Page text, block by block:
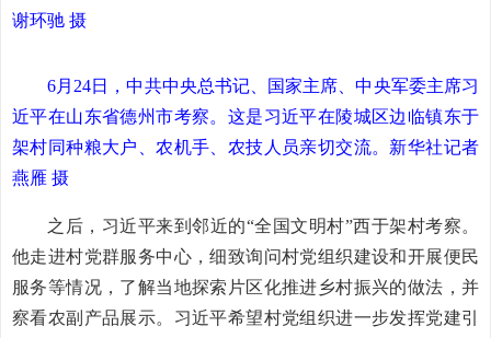
谢环驰 摄
6月24日，中共中央总书记、国家主席、中央军委主席习
近平在山东省德州市考察。这是习近平在陵城区边临镇东于
架村同种粮大户、农机手、农技人员亲切交流。 新华社记者
燕雁 摄
之后，习近平来到邻近的“全国文明村”西于架村考察。
他走进村党群服务中心，细致询问村党组织建设和开展便民
服务等情况，了解当地探索片区化推进乡村振兴的做法，并
察看农副产品展示。习近平希望村党组织进一步发挥党建引